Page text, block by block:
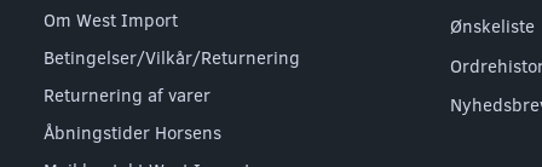
Om West Import
Betingelser/Vilkår/Returnering
Returnering af varer
Åbningstider Horsens
Ønskeliste